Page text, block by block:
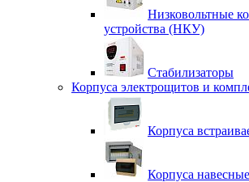
Низковольтные
устройства (НКУ)
Стабилизаторы
Корпуса электрощитов и
Корпуса
Корпуса навесные